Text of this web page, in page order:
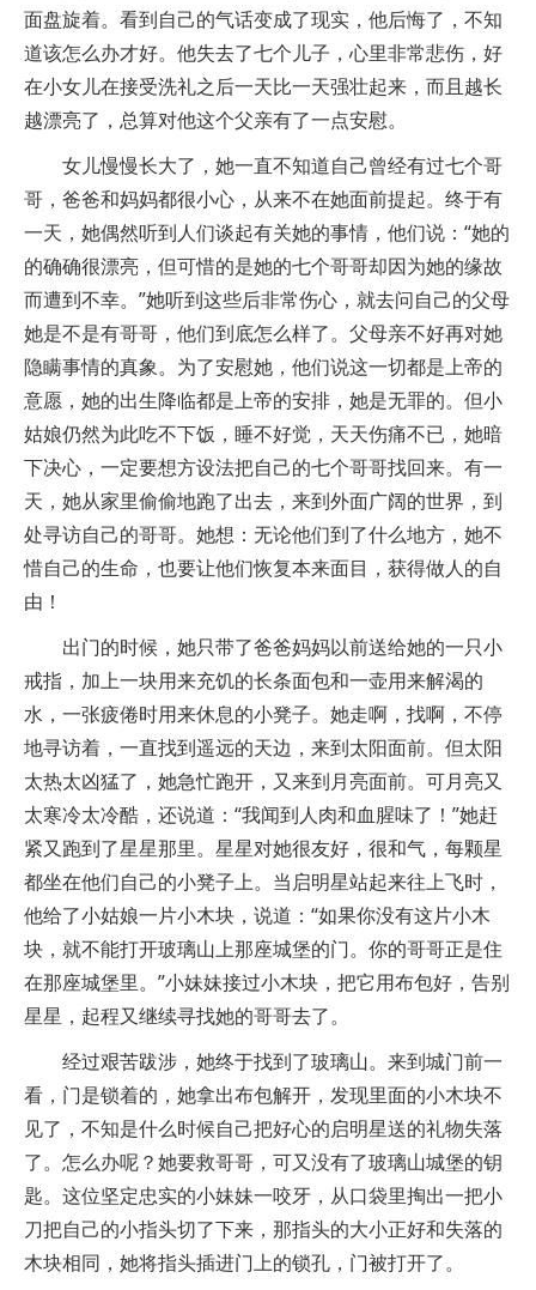
面盘旋着。看到自己的气话变成了现实，他后悔了，不知
道该怎么办才好。他失去了七个儿子，心里非常悲伤，好
在小女儿在接受洗礼之后一天比一天强壮起来，而且越长
越漂亮了，总算对他这个父亲有了一点安慰。
女儿慢慢长大了，她一直不知道自己曾经有过七个哥
哥，爸爸和妈妈都很小心，从来不在她面前提起。终于有
一天，她偶然听到人们谈起有关她的事情，他们说：“她的
的确确很漂亮，但可惜的是她的七个哥哥却因为她的缘故
而遭到不幸。”她听到这些后非常伤心，就去问自己的父母
她是不是有哥哥，他们到底怎么样了。父母亲不好再对她
隐瞒事情的真象。为了安慰她，他们说这一切都是上帝的
意愿，她的出生降临都是上帝的安排，她是无罪的。但小
姑娘仍然为此吃不下饭，睡不好觉，天天伤痛不已，她暗
下决心，一定要想方设法把自己的七个哥哥找回来。有一
天，她从家里偷偷地跑了出去，来到外面广阔的世界，到
处寻访自己的哥哥。她想：无论他们到了什么地方，她不
惜自己的生命，也要让他们恢复本来面目，获得做人的自
由！
出门的时候，她只带了爸爸妈妈以前送给她的一只小
戒指，加上一块用来充饥的长条面包和一壶用来解渴的
水，一张疲倦时用来休息的小凳子。她走啊，找啊，不停
地寻访着，一直找到遥远的天边，来到太阳面前。但太阳
太热太凶猛了，她急忙跑开，又来到月亮面前。可月亮又
太寒冷太冷酷，还说道：“我闻到人肉和血腥味了！”她赶
紧又跑到了星星那里。星星对她很友好，很和气，每颗星
都坐在他们自己的小凳子上。当启明星站起来往上飞时，
他给了小姑娘一片小木块，说道：“如果你没有这片小木
块，就不能打开玻璃山上那座城堡的门。你的哥哥正是住
在那座城堡里。”小妹妹接过小木块，把它用布包好，告别
星星，起程又继续寻找她的哥哥去了。
经过艰苦跋涉，她终于找到了玻璃山。来到城门前一
看，门是锁着的，她拿出布包解开，发现里面的小木块不
见了，不知是什么时候自己把好心的启明星送的礼物失落
了。怎么办呢？她要救哥哥，可又没有了玻璃山城堡的钥
匙。这位坚定忠实的小妹妹一咬牙，从口袋里掏出一把小
刀把自己的小指头切了下来，那指头的大小正好和失落的
木块相同，她将指头插进门上的锁孔，门被打开了。